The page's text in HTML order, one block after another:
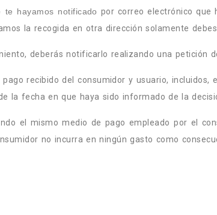
te hayamos notificado por correo electrónico que
la recogida en otra dirección solamente
deberás notificarlo realizando una petición
recibido del consumidor y usuario,
la fecha en que haya sido informado de la
el mismo medio de pago empleado por el
no incurra en ningún gasto como